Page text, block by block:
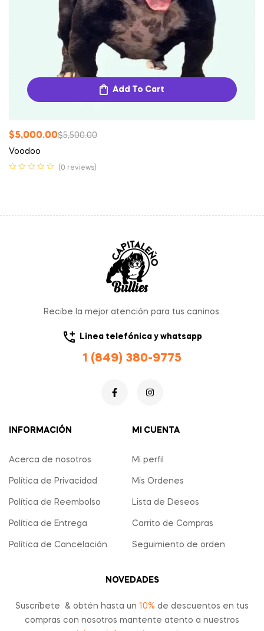
Add To Cart
$5,500.00
$5,000.00
Voodoo
(0 reviews)
Recibe la mejor atención para tus caninos.
Linea telefónica y whatsapp
1 (849) 380-9775
INFORMACIÓN
Acerca de nosotros
Política de Privacidad
Política de Reembolso
Política de Entrega
Política de Cancelación
MI CUENTA
Mi perfil
Mis Ordenes
Lista de Deseos
Carrito de Compras
Seguimiento de orden
NOVEDADES
Suscríbete & obtén hasta un 10% de descuentos en tus
compras con nosotros mantente atento a nuestros